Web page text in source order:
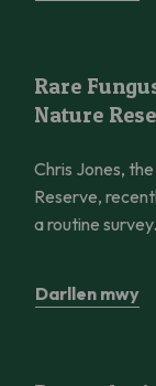
Rare
Nature
Chris Jones,
Reserve,
a routine survey.
Darllen mwy